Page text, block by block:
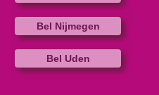
Bel Nijmegen
Bel Uden